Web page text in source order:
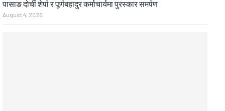
पासाङ दोर्ची शेर्पा र पूर्णबहादुर कर्माचार्यमा पुरस्कार समर्पण
August 4, 2026